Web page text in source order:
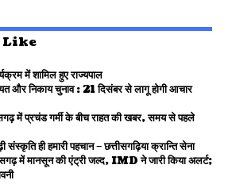
Like
में शामिल हुए राज्यपाल
निकाय चुनाव : 21 दिसंबर से लागू होगी आचार
में प्रचंड गर्मी के बीच राहत की खबर, समय से पहले
ही हमारी पहचान – छत्तीसगढ़िया क्रान्ति सेना
में मानसून की एंट्री जल्द, IMD ने जारी किया अलर्ट;